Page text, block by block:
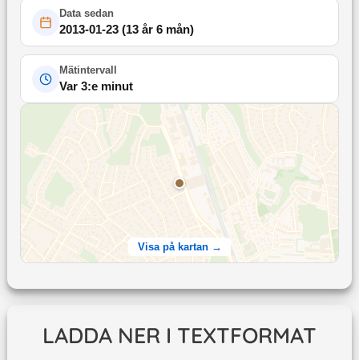
Data sedan
2013-01-23(13 år 6 mån)
Mätintervall
Var 3:e minut
Visa på kartan →
LADDA NER I TEXTFORMAT